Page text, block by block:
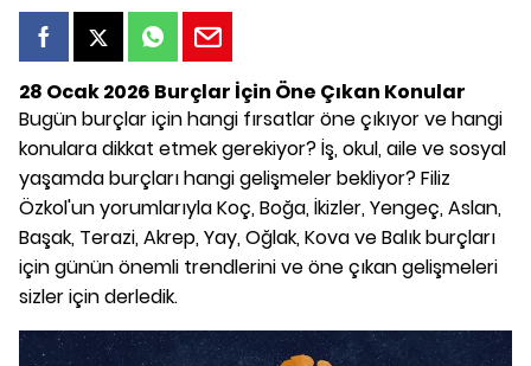
28 Ocak 2026 Burçlar İçin Öne Çıkan Konular
Bugün burçlar için hangi fırsatlar öne çıkıyor ve hangi
konulara dikkat etmek gerekiyor? İş, okul, aile ve sosyal
yaşamda burçları hangi gelişmeler bekliyor? Filiz
Özkol'un yorumlarıyla Koç, Boğa, İkizler, Yengeç, Aslan,
Başak, Terazi, Akrep, Yay, Oğlak, Kova ve Balık burçları
için günün önemli trendlerini ve öne çıkan gelişmeleri
sizler için derledik.